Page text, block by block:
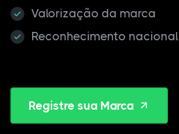
Valorização da marca
Reconhecimento nacional
Registre sua Marca